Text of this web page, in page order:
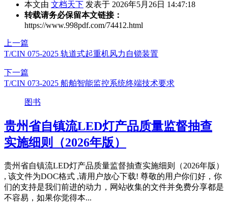
本文由 文档天下 发表于 2026年5月26日 14:47:18
转载请务必保留本文链接：
https://www.998pdf.com/74412.html
上一篇
T/CIN 075-2025 轨道式起重机风力自锁装置
下一篇
T/CIN 073-2025 船舶智能监控系统终端技术要求
图书
贵州省自镇流LED灯产品质量监督抽查
实施细则（2026年版）
贵州省自镇流LED灯产品质量监督抽查实施细则（2026年版）
, 该文件为DOC格式 ,请用户放心下载! 尊敬的用户你们好，你
们的支持是我们前进的动力，网站收集的文件并免费分享都是
不容易，如果你觉得本...